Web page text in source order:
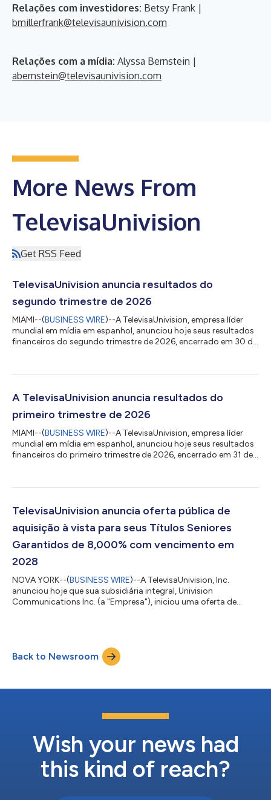
Relações com investidores: Betsy Frank |
bmillerfrank@televisaunivision.com
Relações com a mídia: Alyssa Bernstein |
abernstein@televisaunivision.com
More News From
TelevisaUnivision
Get RSS Feed
TelevisaUnivision anuncia resultados do
segundo trimestre de 2026
MIAMI--(BUSINESS WIRE)--A TelevisaUnivision, empresa líder
mundial em mídia em espanhol, anunciou hoje seus resultados
financeiros do segundo trimestre de 2026, encerrado em 30 de
resultados financeiros e materiais de divulgação. A empresa
EUA) / 8h (horário do Pacífico), para discutir os resultados. A
A TelevisaUnivision anuncia resultados do
primeiro trimestre de 2026
MIAMI--(BUSINESS WIRE)--A TelevisaUnivision, empresa líder
mundial em mídia em espanhol, anunciou hoje seus resultados
financeiros do primeiro trimestre de 2026, encerrado em 31 de
resultados financeiros e materiais de divulgação. A empresa
EUA) ou 8h (horário do Pacífico), para discutir os resultados. A
TelevisaUnivision anuncia oferta pública de
aquisição à vista para seus Títulos Seniores
Garantidos de 8,000% com vencimento em
2028
NOVA YORK--(BUSINESS WIRE)--A TelevisaUnivision, Inc.
anunciou hoje que sua subsidiária integral, Univision
Communications Inc. (a "Empresa"), iniciou uma oferta de
abaixo). O preço oferecido na Oferta Pública de Aquisição e
outras informações relacionadas à Oferta Pública de Aquisição
estão descritos na tabela abaixo,...
Back to Newsroom
Wish your news had
this kind of reach?